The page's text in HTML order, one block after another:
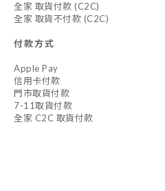
全家 取貨付款 (C2C)
全家 取貨不付款 (C2C)
付款方式
Apple Pay
信用卡付款
門市取貨付款
7-11取貨付款
全家 C2C 取貨付款